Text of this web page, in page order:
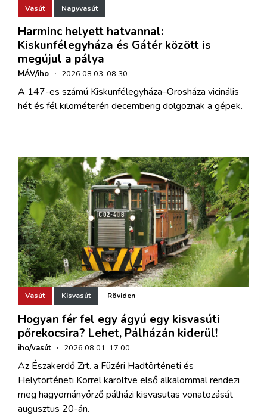
Vasút Nagyvasút
Harminc helyett hatvannal:
Kiskunfélegyháza és Gátér között is
megújul a pálya
MÁV/iho · 2026.08.03. 08:30
A 147-es számú Kiskunfélegyháza–Orosháza vicinális
hét és fél kilométerén decemberig dolgoznak a gépek.
Vasút Kisvasút Röviden
Hogyan fér fel egy ágyú egy kisvasúti
pőrekocsira? Lehet, Pálházán kiderül!
iho/vasút · 2026.08.01. 17:00
Az Északerdő Zrt. a Füzéri Hadtörténeti és
Helytörténeti Körrel karöltve első alkalommal rendezi
meg hagyományőrző pálházi kisvasutas vonatozását
augusztus 20-án.